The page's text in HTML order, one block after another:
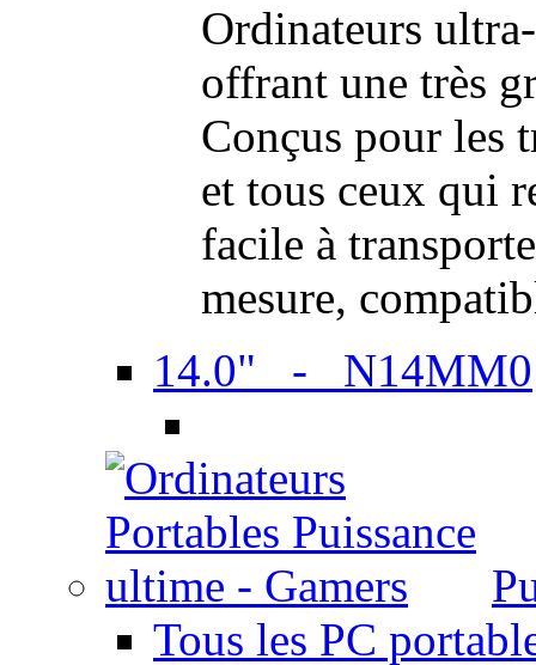
Ordinateurs
offrant une très
Conçus pour les
et tous ceux qui
facile à
mesure,
14.0" - N14MM0
Tous les PC